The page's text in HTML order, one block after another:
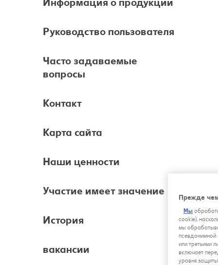
Руководство пользователя
Часто задаваемые
вопросы
Контакт
Карта сайта
Наши ценности
Участие имеет значение
История
вакансии
Прежде
Мы
cookie),
мы
псевдонимной
или третьими
включает
уровня